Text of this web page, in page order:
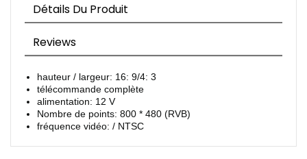
Détails Du Produit
Reviews
hauteur / largeur: 16: 9/4: 3
télécommande complète
alimentation: 12 V
Nombre de points: 800 * 480 (RVB)
fréquence vidéo: / NTSC